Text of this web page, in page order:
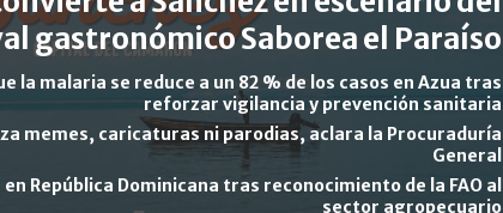
gastronómico Saborea el Paraíso
la malaria se reduce a un 82 % de los casos en Azua tras
reforzar vigilancia y prevención sanitaria
memes, caricaturas ni parodias, aclara la Procuraduría
General
República Dominicana tras reconocimiento de la FAO al
sector agropecuario